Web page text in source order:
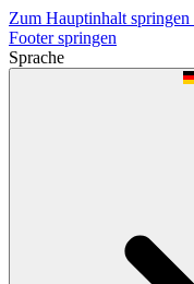
Zum Hauptinhalt springen
Footer springen
Sprache